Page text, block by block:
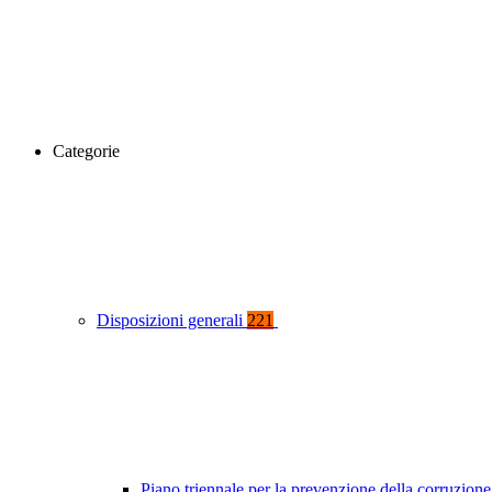
Categorie
Disposizioni generali 221